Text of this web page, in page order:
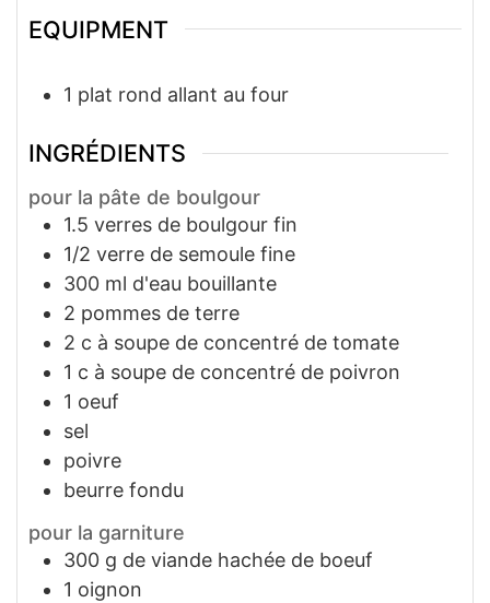
EQUIPMENT
1 plat rond allant au four
INGRÉDIENTS
pour la pâte de boulgour
1.5 verres de boulgour fin
1/2 verre de semoule fine
300 ml d'eau bouillante
2 pommes de terre
2 c à soupe de concentré de tomate
1 c à soupe de concentré de poivron
1 oeuf
sel
poivre
beurre fondu
pour la garniture
300 g de viande hachée de boeuf
1 oignon